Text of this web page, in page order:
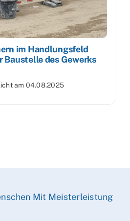
im Handlungsfeld
Baustelle des Gewerks
am 04.08.2025
Mit Meisterleistung